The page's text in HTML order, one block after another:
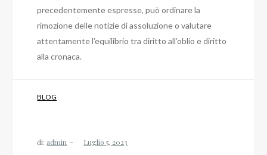
precedentemente espresse, può ordinare la
rimozione delle notizie di assoluzione o valutare
attentamente l’equilibrio tra diritto all’oblio e diritto
alla cronaca.
BLOG
di: admin